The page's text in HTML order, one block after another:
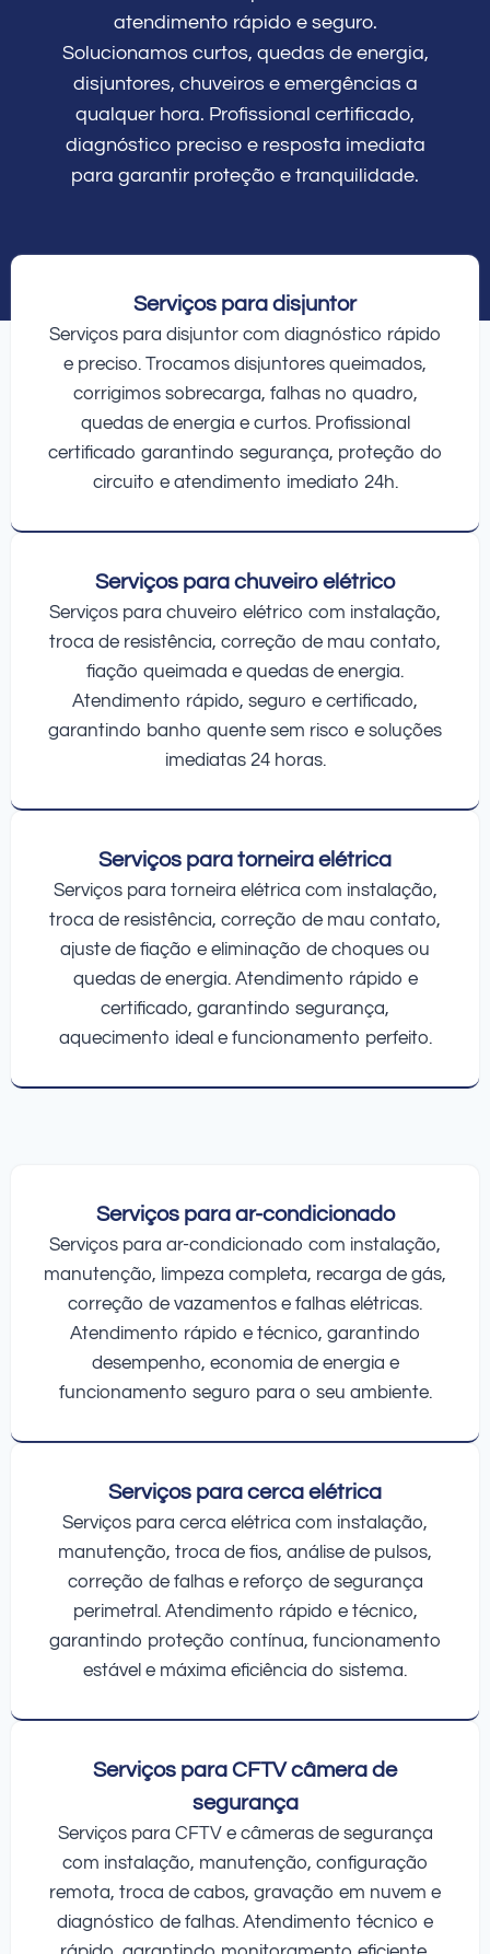
atendimento rápido e seguro.
Solucionamos curtos, quedas de energia,
disjuntores, chuveiros e emergências a
qualquer hora. Profissional certificado,
diagnóstico preciso e resposta imediata
para garantir proteção e tranquilidade.
Serviços para disjuntor
Serviços para disjuntor com diagnóstico rápido
e preciso. Trocamos disjuntores queimados,
corrigimos sobrecarga, falhas no quadro,
quedas de energia e curtos. Profissional
certificado garantindo segurança, proteção do
circuito e atendimento imediato 24h.
Serviços para chuveiro elétrico
Serviços para chuveiro elétrico com instalação,
troca de resistência, correção de mau contato,
fiação queimada e quedas de energia.
Atendimento rápido, seguro e certificado,
garantindo banho quente sem risco e soluções
imediatas 24 horas.
Serviços para torneira elétrica
Serviços para torneira elétrica com instalação,
troca de resistência, correção de mau contato,
ajuste de fiação e eliminação de choques ou
quedas de energia. Atendimento rápido e
certificado, garantindo segurança,
aquecimento ideal e funcionamento perfeito.
Serviços para ar-condicionado
Serviços para ar-condicionado com instalação,
manutenção, limpeza completa, recarga de gás,
correção de vazamentos e falhas elétricas.
Atendimento rápido e técnico, garantindo
desempenho, economia de energia e
funcionamento seguro para o seu ambiente.
Serviços para cerca elétrica
Serviços para cerca elétrica com instalação,
manutenção, troca de fios, análise de pulsos,
correção de falhas e reforço de segurança
perimetral. Atendimento rápido e técnico,
garantindo proteção contínua, funcionamento
estável e máxima eficiência do sistema.
Serviços para CFTV câmera de
segurança
Serviços para CFTV e câmeras de segurança
com instalação, manutenção, configuração
remota, troca de cabos, gravação em nuvem e
diagnóstico de falhas. Atendimento técnico e